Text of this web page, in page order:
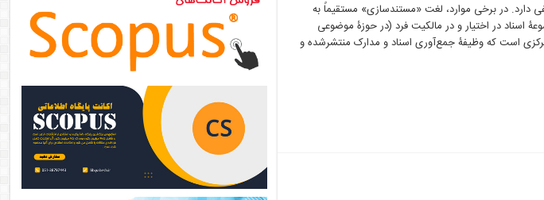
مختلفی دارد. در برخی موارد، لغت «مستندسازی» مستقیماً به
مفهوم مجموعۀ اسناد در اختیار و در مالکیت فرد (در حوزۀ موضوعی
عمومی) اهمیت دارد. مرکز مستندسازی[۳]، مرکزی است که وظیفۀ جمع‌آوری اسناد و مدارک منتشرشده و